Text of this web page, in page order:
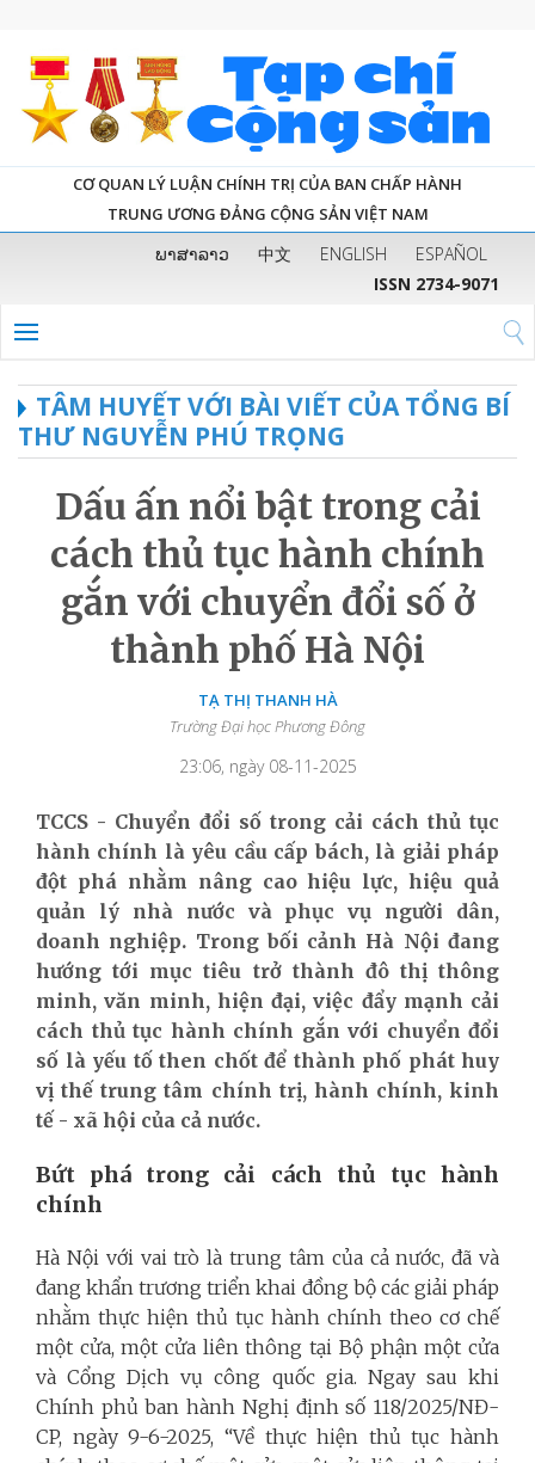
CƠ QUAN LÝ LUẬN CHÍNH TRỊ CỦA BAN CHẤP HÀNH
TRUNG ƯƠNG ĐẢNG CỘNG SẢN VIỆT NAM
ພາສາລາວ 中文 ENGLISH
ESPAÑOL
ISSN 2734-9071
TÂM HUYẾT VỚI BÀI VIẾT CỦA TỔNG BÍ
THƯ NGUYỄN PHÚ TRỌNG
Dấu ấn nổi bật trong cải
cách thủ tục hành chính
gắn với chuyển đổi số ở
thành phố Hà Nội
TẠ THỊ THANH HÀ
Trường Đại học Phương Đông
23:06, ngày 08-11-2025
TCCS - Chuyển đổi số trong cải cách thủ tục
hành chính là yêu cầu cấp bách, là giải pháp
đột phá nhằm nâng cao hiệu lực, hiệu quả
quản lý nhà nước và phục vụ người dân,
doanh nghiệp. Trong bối cảnh Hà Nội đang
hướng tới mục tiêu trở thành đô thị thông
minh, văn minh, hiện đại, việc đẩy mạnh cải
cách thủ tục hành chính gắn với chuyển đổi
số là yếu tố then chốt để thành phố phát huy
vị thế trung tâm chính trị, hành chính, kinh
tế - xã hội của cả nước.
Bứt phá trong cải cách thủ tục hành
chính
Hà Nội với vai trò là trung tâm của cả nước, đã và
đang khẩn trương triển khai đồng bộ các giải pháp
nhằm thực hiện thủ tục hành chính theo cơ chế
một cửa, một cửa liên thông tại Bộ phận một cửa
và Cổng Dịch vụ công quốc gia. Ngay sau khi
Chính phủ ban hành Nghị định số 118/2025/NĐ-
CP, ngày 9-6-2025, “Về thực hiện thủ tục hành